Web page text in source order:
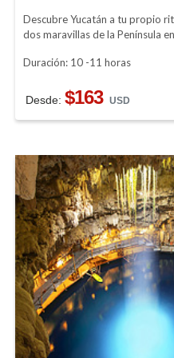
Descubre Yucatán a tu propio
dos maravillas de la Península
Duración: 10 -11 horas
Desde: $163 USD